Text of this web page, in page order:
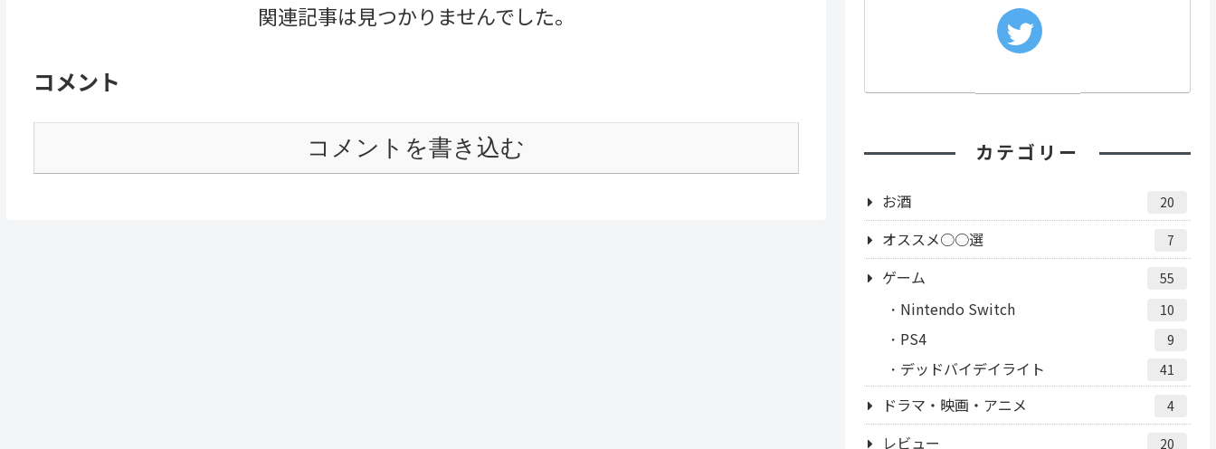
関連記事は見つかりませんでした。
コメント
コメントを書き込む カテゴリー
お酒 20
オススメ○○選 7
ゲーム 55
Nintendo Switch 10
PS4 9
デッドバイデイライト 41
ドラマ・映画・アニメ 4
レビュー 20